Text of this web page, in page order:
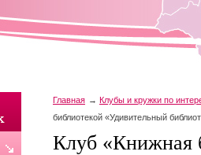
Главная
Клубы и кружки по
библиотекой «Удивительный
Клуб «Книжная